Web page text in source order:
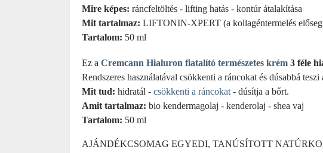
Mire képes: ráncfeltöltés - lifting hatás - kontúr átalakítása
Mit tartalmaz: LIFTONIN-XPERT (a kollagéntermelés
Tartalom: 50 ml
Ez a Cremcann Hialuron fiatalító természetes krém 3 féle
Rendszeres használatával csökkenti a ráncokat és dúsabbá
Mit tud: hidratál - csökkenti a ráncokat - dúsítja a bőrt.
Amit tartalmaz: bio kendermagolaj - kenderolaj - shea vaj
Tartalom: 50 ml
AJÁNDÉKCSOMAG EGYEDI, TANÚSÍTOTT